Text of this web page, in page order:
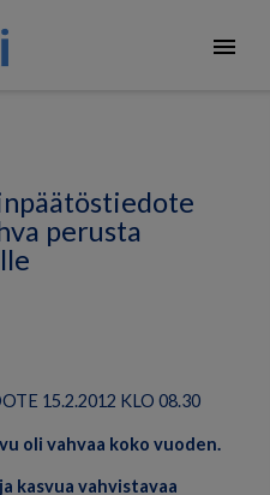
menu
perusta
15.2.2012 KLO 08.30
oli vahvaa koko vuoden.
kasvua vahvistavaa